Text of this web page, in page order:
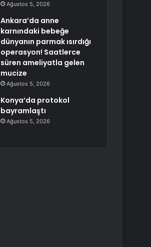
Ağustos 5, 2026
Ankara’da anne
karnındaki bebeğe
dünyanın parmak ısırdığı
operasyon! Saatlerce
süren ameliyatla gelen
mucize
Ağustos 5, 2026
Konya’da protokol
bayramlaştı
Ağustos 5, 2026